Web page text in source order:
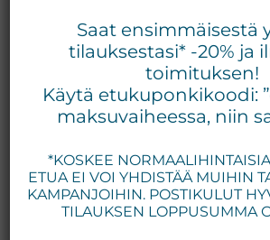
Kosmetiikan
verkkokauppa
Tilaa
tänään
tuotteet:
Exuviance,
Medik8,
Priori,
Bion,
Gernétic,
Saat ensimmäisestä
tilauksestasi* -20% ja
toimituksen!
Käytä etukuponkikoodi:
maksuvaiheessa, niin
*KOSKEE
ETUA EI VOI YHDISTÄÄ MUIHIN
KAMPANJOIHIN. POSTIKULUT
TILAUKSEN LOPPUSUMMA